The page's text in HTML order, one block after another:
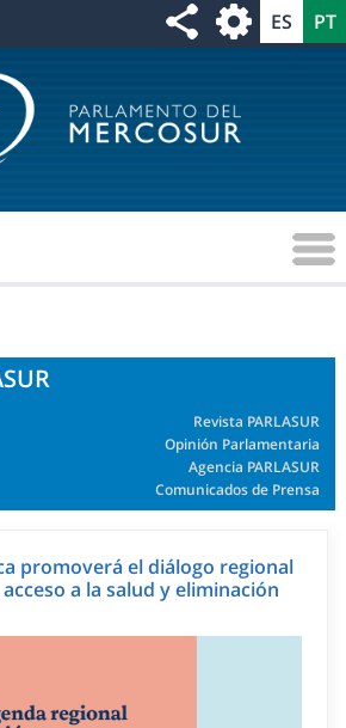
Revista PARLASUR
Opinión Parlamentaria
Agencia PARLASUR
Comunicados de Prensa
promoverá el diálogo regional
a la salud y eliminación